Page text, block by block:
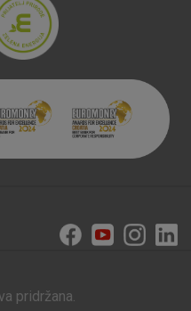
pridržana.